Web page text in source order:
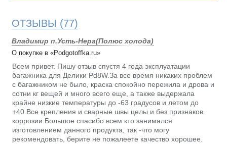
ОТЗЫВЫ (77)
Владимир п.Усть-Нера(Полюс холода)
О покупке в «Podgotoffka.ru»
Всем привет. Пишу отзыв спустя 4 года эксплуатации
багажника для Делики Pd8W.За все время никаких проблем
с багажником не было, краска спокойно пережила и дрова и
сотни кг вещей и много всего еще, а также выдержала
крайне низкие температуры до -63 градусов и летом до
+40.Все крепления и сварные швы целы и без признаков
коррозии.Большое спасибо всем кто занимался
изготовлением данного продукта, так -что могу
рекомендовать, берите не пожалеете качество хорошее.